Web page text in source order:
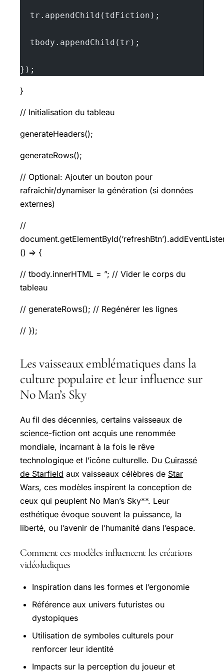
  tr.appendChild(tdFiction);
  tbody.appendChild(tr);
});
}
// Initialisation du tableau
generateHeaders();
generateRows();
// Optional: Ajouter un bouton pour
rafraîchir/dynamiser la génération (si données
externes)
//
() => {
// tbody.innerHTML = ”; // Vider le corps du
tableau
// generateRows(); // Regénérer les lignes
// });
Les vaisseaux emblématiques dans la
culture populaire et leur influence sur
No Man’s Sky
Au fil des décennies, certains vaisseaux de
science-fiction ont acquis une renommée
mondiale, incarnant à la fois le rêve
technologique et l’icône culturelle. Du Cuirassé
de Starfield aux vaisseaux célèbres de Star
Wars, ces modèles inspirent la conception de
ceux qui peuplent No Man’s Sky**. Leur
esthétique évoque souvent la puissance, la
liberté, ou l’avenir de l’humanité dans l’espace.
Comment ces modèles influencent les créations
vidéoludiques
Inspiration dans les formes et l’ergonomie
Référence aux univers futuristes ou
dystopiques
Utilisation de symboles culturels pour
renforcer leur identité
Impacts sur la perception du joueur et